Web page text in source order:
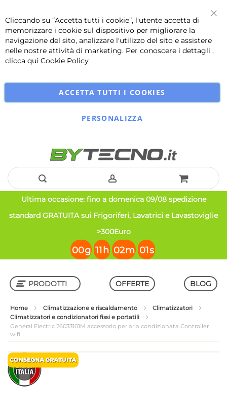
Cliccando su “Accetta tutti i cookie”, l'utente accetta di
memorizzare i cookie sul dispositivo per migliorare la
navigazione del sito, analizzare l'utilizzo del sito e assistere
nelle nostre attività di marketing. Per conoscere i dettagli ,
clicca qui Cookie Policy
ACCETTA TUTTI I COOKIES
PERSONALIZZA
Salta
al
Ultima occasione: fino a domenica 09/08 spedizione
standard GRATUITA sui Frigoriferi, Lavatrici e Lavastoviglie
>300Euro
00g 11h 02m 01s
PRODOTTI
Shop in Shop
OFFERTE BLOG
Home Climatizzazione e riscaldamento
Climatizzatori
Climatizzatori e condizionatori fissi e portatili
General Electric 26033101M accessorio per aria condizionata Controller
wifi
Vai
alla
fine
della
Vai
all'inizio
della
galleria